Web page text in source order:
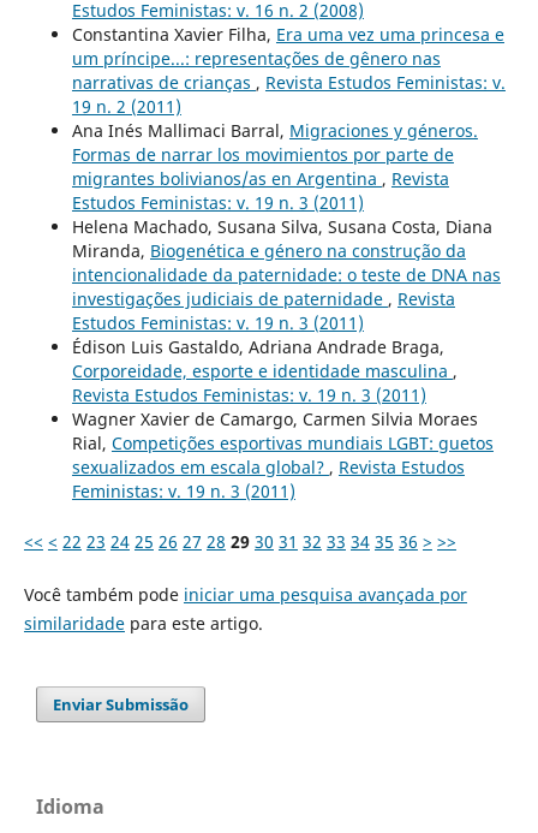
Estudos Feministas: v. 16 n. 2 (2008)
Constantina Xavier Filha, Era uma vez uma princesa e
um príncipe...: representações de gênero nas
narrativas de crianças , Revista Estudos Feministas: v.
19 n. 2 (2011)
Ana Inés Mallimaci Barral, Migraciones y géneros.
Formas de narrar los movimientos por parte de
migrantes bolivianos/as en Argentina , Revista
Estudos Feministas: v. 19 n. 3 (2011)
Helena Machado, Susana Silva, Susana Costa, Diana
Miranda, Biogenética e género na construção da
intencionalidade da paternidade: o teste de DNA nas
investigações judiciais de paternidade , Revista
Estudos Feministas: v. 19 n. 3 (2011)
Édison Luis Gastaldo, Adriana Andrade Braga,
Corporeidade, esporte e identidade masculina ,
Revista Estudos Feministas: v. 19 n. 3 (2011)
Wagner Xavier de Camargo, Carmen Silvia Moraes
Rial, Competições esportivas mundiais LGBT: guetos
sexualizados em escala global? , Revista Estudos
Feministas: v. 19 n. 3 (2011)
<< < 22 23 24 25 26 27 28 29 30 31 32 33 34 35 36 > >>
Você também pode iniciar uma pesquisa avançada por
similaridadepara este artigo.
Enviar Submissão
Idioma